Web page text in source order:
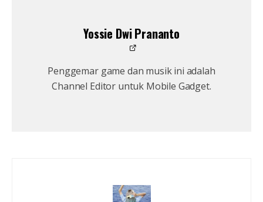
Yossie Dwi Prananto
Penggemar game dan musik ini adalah
Channel Editor untuk Mobile Gadget.